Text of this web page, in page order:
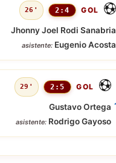
26' 2:4 GOL
Jhonny Joel Rodi Sanabria
asistente: Eugenio Acosta
29' 2:5 GOL
Gustavo Ortega
asistente: Rodrigo Gayoso